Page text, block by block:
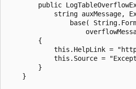
public
string auxMessage,
base(
        {
this.HelpLink =
this.Source =
        }
    }